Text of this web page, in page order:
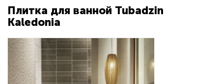
Сертификаты
Дизайнерам
Комплекс услуг
Плитка для ванной Tubadzin
Kaledonia